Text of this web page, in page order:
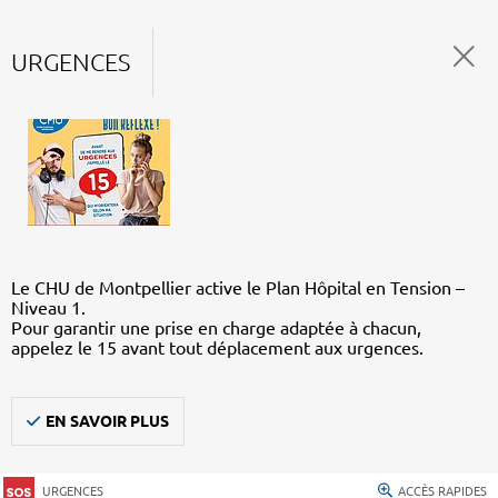
URGENCES
Le CHU de Montpellier active le Plan Hôpital en Tension –
Niveau 1.
Pour garantir une prise en charge adaptée à chacun,
appelez le 15 avant tout déplacement aux urgences.
EN SAVOIR PLUS
URGENCES ACCÈS RAPIDES